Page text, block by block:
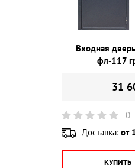
Входная
фл-117
31
0
Доставка: от
КУПИТЬ